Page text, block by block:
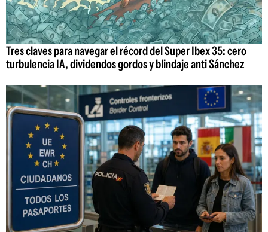
Tres claves para navegar el récord del Super Ibex 35: cero
turbulencia IA, dividendos gordos y blindaje anti Sánchez